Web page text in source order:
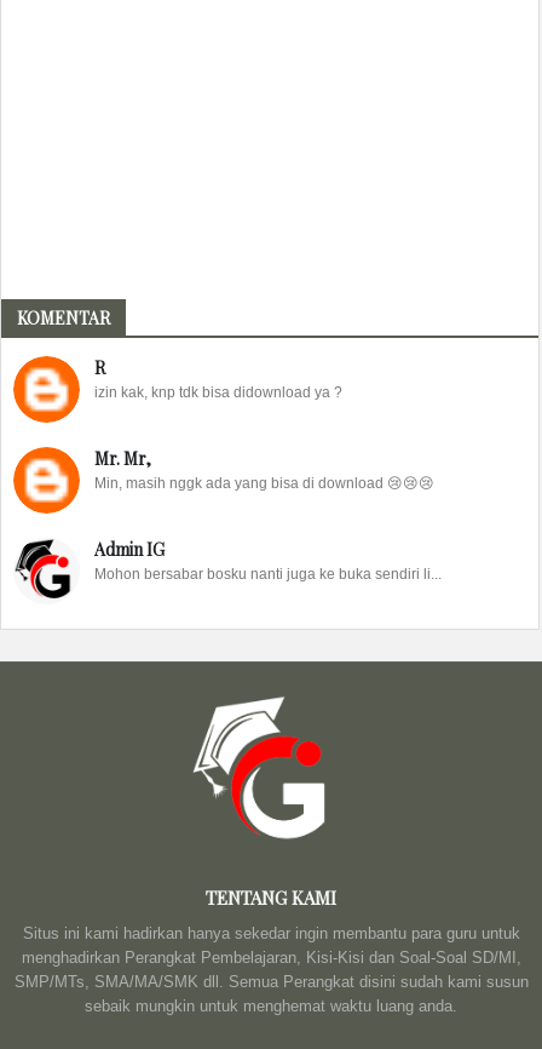
KOMENTAR
R
izin kak, knp tdk bisa didownload ya ?
Mr. Mr,
Min, masih nggk ada yang bisa di download 😢😢😢
Admin IG
Mohon bersabar bosku nanti juga ke buka sendiri li...
TENTANG KAMI
Situs ini kami hadirkan hanya sekedar ingin membantu para guru untuk
menghadirkan Perangkat Pembelajaran, Kisi-Kisi dan Soal-Soal SD/MI,
SMP/MTs, SMA/MA/SMK dll. Semua Perangkat disini sudah kami susun
sebaik mungkin untuk menghemat waktu luang anda.